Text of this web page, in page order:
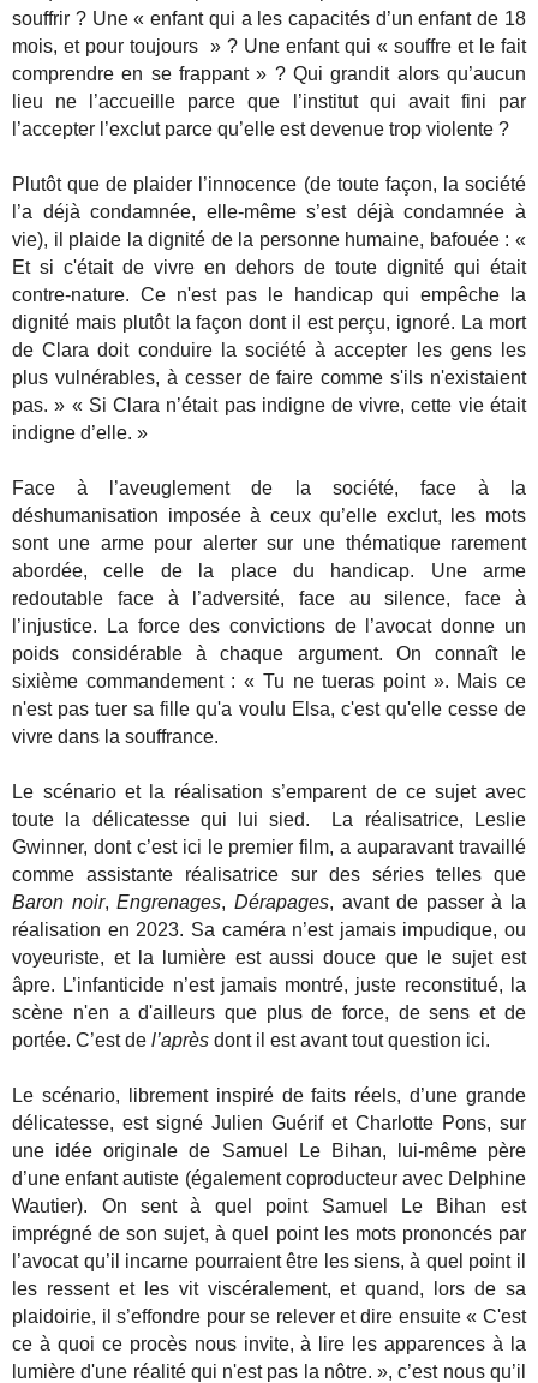
souffrir ? Une « enfant qui a les capacités d’un enfant de 18
mois, et pour toujours » ? Une enfant qui « souffre et le fait
comprendre en se frappant » ? Qui grandit alors qu’aucun
lieu ne l’accueille parce que l’institut qui avait fini par
l’accepter l’exclut parce qu’elle est devenue trop violente ?
Plutôt que de plaider l’innocence (de toute façon, la société
l’a déjà condamnée, elle-même s’est déjà condamnée à
vie), il plaide la dignité de la personne humaine, bafouée : «
Et si c'était de vivre en dehors de toute dignité qui était
contre-nature. Ce n'est pas le handicap qui empêche la
dignité mais plutôt la façon dont il est perçu, ignoré. La mort
de Clara doit conduire la société à accepter les gens les
plus vulnérables, à cesser de faire comme s'ils n'existaient
pas. » « Si Clara n’était pas indigne de vivre, cette vie était
indigne d’elle. »
Face à l’aveuglement de la société, face à la
déshumanisation imposée à ceux qu’elle exclut, les mots
sont une arme pour alerter sur une thématique rarement
abordée, celle de la place du handicap. Une arme
redoutable face à l’adversité, face au silence, face à
l’injustice. La force des convictions de l’avocat donne un
poids considérable à chaque argument. On connaît le
sixième commandement : « Tu ne tueras point ». Mais ce
n'est pas tuer sa fille qu'a voulu Elsa, c'est qu'elle cesse de
vivre dans la souffrance.
Le scénario et la réalisation s’emparent de ce sujet avec
toute la délicatesse qui lui sied. La réalisatrice, Leslie
Gwinner, dont c’est ici le premier film, a auparavant travaillé
comme assistante réalisatrice sur des séries telles que
Baron noir,Engrenages, Dérapages, avant de passer à la
réalisation en 2023. Sa caméra n’est jamais impudique, ou
voyeuriste, et la lumière est aussi douce que le sujet est
âpre. L’infanticide n’est jamais montré, juste reconstitué, la
scène n'en a d'ailleurs que plus de force, de sens et de
portée. C’est del’aprèsdont il est avant tout question ici.
Le scénario, librement inspiré de faits réels, d’une grande
délicatesse, est signé Julien Guérif et Charlotte Pons, sur
une idée originale de Samuel Le Bihan, lui-même père
d’une enfant autiste (également coproducteur avec Delphine
Wautier). On sent à quel point Samuel Le Bihan est
imprégné de son sujet, à quel point les mots prononcés par
l’avocat qu’il incarne pourraient être les siens, à quel point il
les ressent et les vit viscéralement, et quand, lors de sa
plaidoirie, il s’effondre pour se relever et dire ensuite « C'est
ce à quoi ce procès nous invite, à lire les apparences à la
lumière d'une réalité qui n'est pas la nôtre. », c’est nous qu’il